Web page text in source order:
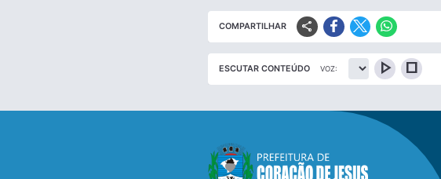
COMPARTILHAR share
ESCUTAR CONTEÚDO VOZ: play_arrow stop